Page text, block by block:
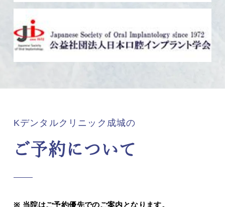
Kデンタルクリニック成城の
ご予約について
当院はご予約優先でのご案内となります。